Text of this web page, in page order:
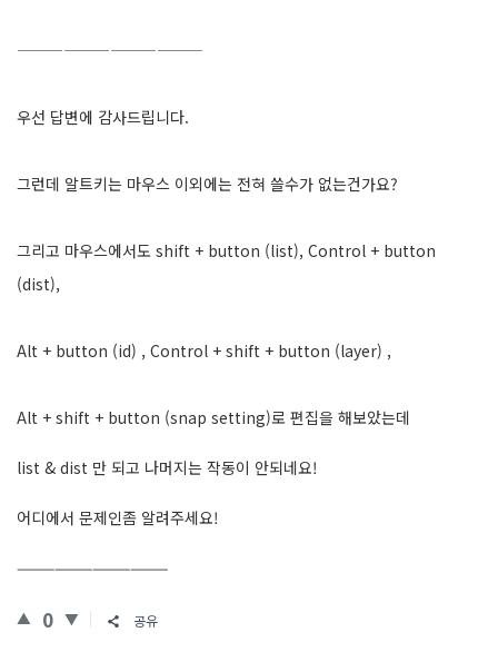
————————————
우선 답변에 감사드립니다.
그런데 알트키는 마우스 이외에는 전혀 쓸수가 없는건가요?
그리고 마우스에서도 shift + button (list), Control + button
(dist),
Alt + button (id) , Control + shift + button (layer) ,
Alt + shift + button (snap setting)로 편집을 해보았는데
list & dist 만 되고 나머지는 작동이 안되네요!
어디에서 문제인좀 알려주세요!
————————————
0 공유